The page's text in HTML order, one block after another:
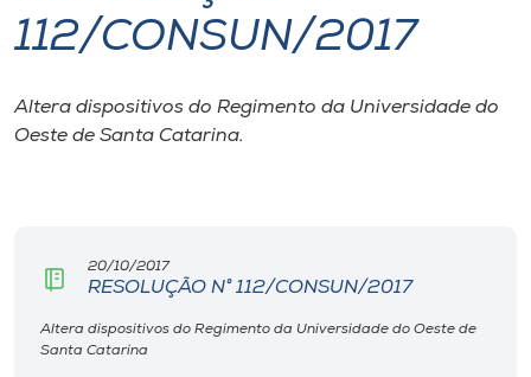
I.nova
Diplomados
CPA
Biblioteca
112/CONSUN/2017
Altera dispositivos do Regimento da Universidade do
Oeste de Santa Catarina.
20/10/2017
RESOLUÇÃO N° 112/CONSUN/2017
Altera dispositivos do Regimento da Universidade do Oeste de
Santa Catarina